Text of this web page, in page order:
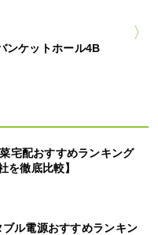
ンケットホール4B
宅配おすすめランキング
を徹底比較】
ブル電源おすすめランキン